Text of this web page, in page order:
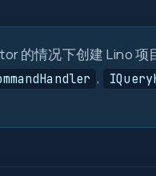
的情况下创建 Lino
,